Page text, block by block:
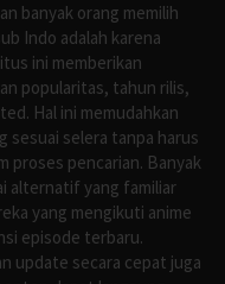
banyak orang memilih
Indo adalah karena
ini memberikan
popularitas, tahun rilis,
Hal ini memudahkan
sesuai selera tanpa harus
proses pencarian. Banyak
alternatif yang familiar
yang mengikuti anime
episode terbaru.
update secara cepat juga